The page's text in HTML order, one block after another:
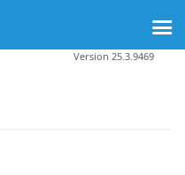
Version 25.3.9469